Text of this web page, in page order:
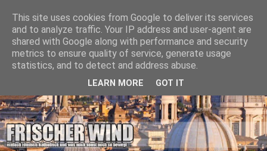
This site uses cookies from Google to deliver its services
and to analyze traffic. Your IP address and user-agent are
shared with Google along with performance and security
metrics to ensure quality of service, generate usage
statistics, and to detect and address abuse.
LEARN MORE GOT IT